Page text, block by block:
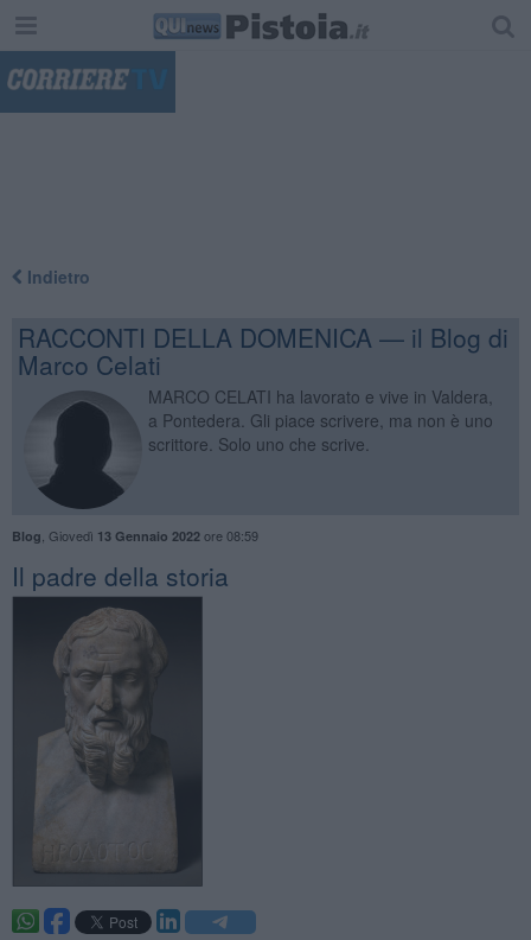
Indietro
RACCONTI DELLA DOMENICA — il Blog di
Marco Celati
MARCO CELATI ha lavorato e vive in Valdera,
a Pontedera. Gli piace scrivere, ma non è uno
scrittore. Solo uno che scrive.
Blog Giovedì 13 Gennaio 2022ore 08:59
Il padre della storia